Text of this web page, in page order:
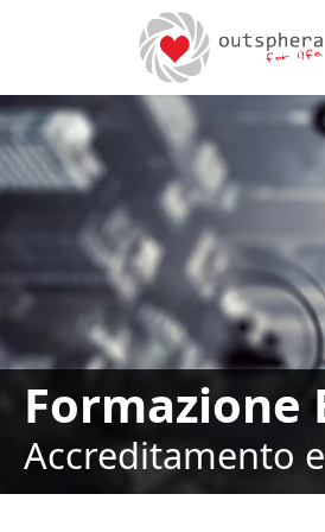
Formazione
Accreditamento